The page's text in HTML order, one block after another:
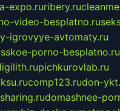
expo.ruribery.ru
video-besplatno.ru
igrovyye-avtomaty.ru
porno-besplatno.ru
pichkurovlab.ru
comp123.rudon-
domashnee-